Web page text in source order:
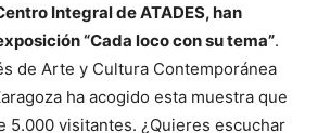
Integral de ATADES, han
“Cada loco con su tema”.
de Arte y Cultura Contemporánea
ha acogido esta muestra que
5.000 visitantes. ¿Quieres escuchar